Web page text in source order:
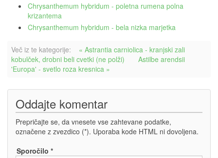
Chrysanthemum hybridum - poletna rumena polna
krizantema
Chrysanthemum hybridum - bela nizka marjetka
Več iz te kategorije:
« Astrantia carniolica - kranjski zali
kobulček, drobni beli cvetki (ne polži)
Astilbe arendsii
'Europa' - svetlo roza kresnica »
Oddajte komentar
Prepričajte se, da vnesete vse zahtevane podatke,
označene z zvezdico (*). Uporaba kode HTML ni dovoljena.
Sporočilo *